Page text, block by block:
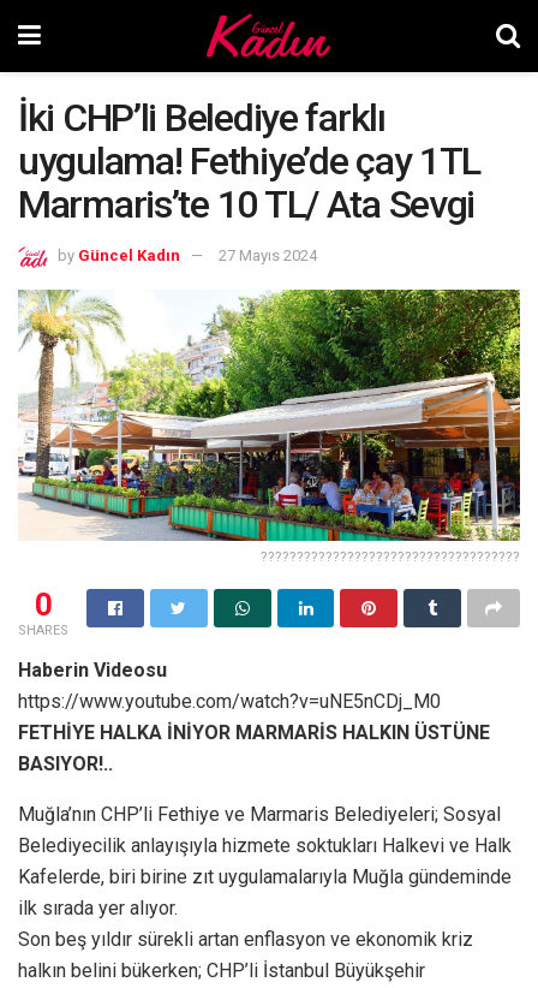
İki CHP’li Belediye farklı
uygulama! Fethiye’de çay 1TL
Marmaris’te 10 TL/ Ata Sevgi
by Güncel Kadın 27 Mayıs 2024
????????????????????????????????????
0
SHARES
Haberin Videosu
https://www.youtube.com/watch?v=uNE5nCDj_M0
FETHİYE HALKA İNİYOR MARMARİS HALKIN ÜSTÜNE
BASIYOR!..
Muğla’nın CHP’li Fethiye ve Marmaris Belediyeleri; Sosyal
Belediyecilik anlayışıyla hizmete soktukları Halkevi ve Halk
Kafelerde, biri birine zıt uygulamalarıyla Muğla gündeminde
ilk sırada yer alıyor.
Son beş yıldır sürekli artan enflasyon ve ekonomik kriz
halkın belini bükerken; CHP’li İstanbul Büyükşehir